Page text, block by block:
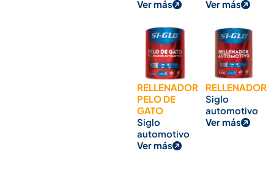
Ver más
Ver más
RELLENADOR
PELO DE
GATO
Siglo
automotivo
Ver más
RELLENADOR
Siglo
automotivo
Ver más